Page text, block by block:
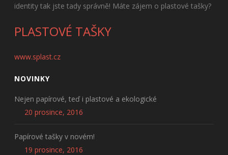
identity tak jste tady správně! Máte zájem o plastové tašky?
PLASTOVÉ TAŠKY
www.splast.cz
NOVINKY
Nejen papírové, teď i plastové a ekologické
20 prosince, 2016
Papírové tašky v novém!
19 prosince, 2016